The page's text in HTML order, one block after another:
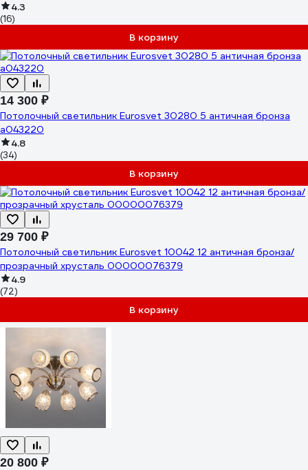
4.3
(16)
В корзину
14 300 ₽
Потолочный светильник Eurosvet 30280 5 античная бронза
a043220
4.8
(34)
В корзину
29 700 ₽
Потолочный светильник Eurosvet 10042 12 античная бронза/
прозрачный хрусталь 00000076379
4.9
(72)
В корзину
20 800 ₽